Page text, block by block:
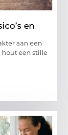
en
aan een
hout een stille